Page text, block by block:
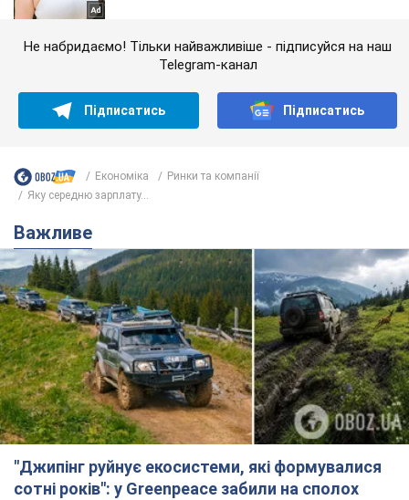
Не набридаємо! Тільки найважливіше - підписуйся на наш
Telegram-канал
Підписатись Підписатись
Економіка
Ринки та компанії
Яку середню зарплату...
Важливе
"Джипінг руйнує екосистеми, які формувалися
сотні років": у Greenpeace забили на сполох